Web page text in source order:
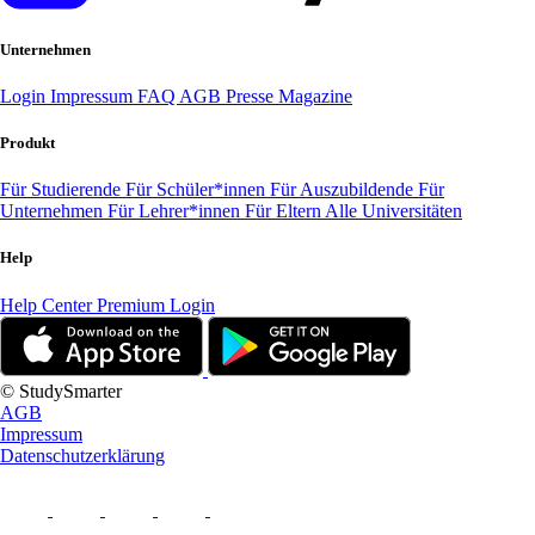
Unternehmen
Login Impressum FAQ AGB Presse Magazine
Produkt
Für Studierende Für Schüler*innen Für Auszubildende Für
Unternehmen Für Lehrer*innen Für Eltern Alle Universitäten
Help
Help CenterPremium Login
© StudySmarter
AGB
Impressum
Datenschutzerklärung